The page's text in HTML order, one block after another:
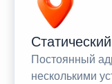
Постоянный
несколькими